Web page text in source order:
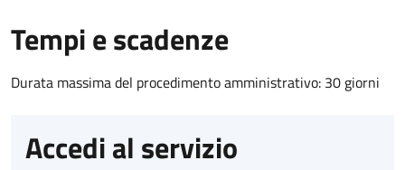
Tempi e scadenze
Durata massima del procedimento amministrativo: 30 giorni
Accedi al servizio